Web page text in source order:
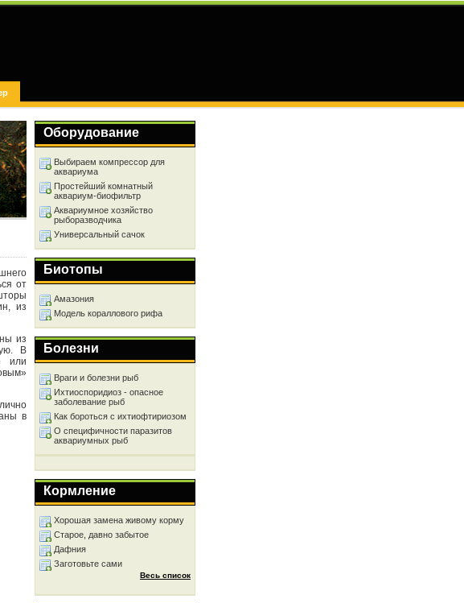
от
из
из
В
или
в
Оборудование
Выбираем компрессор для
аквариума
Простейший комнатный
аквариум-биофильтр
Аквариумное хозяйство
рыборазводчика
Универсальный сачок
Биотопы
Амазония
Модель кораллового рифа
Болезни
Враги и болезни рыб
Ихтиоспоридиоз - опасное
заболевание рыб
Как бороться с ихтиофтириозом
О специфичности паразитов
аквариумных рыб
Кормление
Хорошая замена живому корму
Старое, давно забытое
Дафния
Заготовьте сами
Весь список